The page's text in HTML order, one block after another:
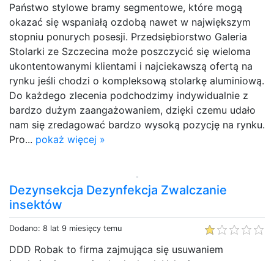
Państwo stylowe bramy segmentowe, które mogą
okazać się wspaniałą ozdobą nawet w największym
stopniu ponurych posesji. Przedsiębiorstwo Galeria
Stolarki ze Szczecina może poszczycić się wieloma
ukontentowanymi klientami i najciekawszą ofertą na
rynku jeśli chodzi o kompleksową stolarkę aluminiową.
Do każdego zlecenia podchodzimy indywidualnie z
bardzo dużym zaangażowaniem, dzięki czemu udało
nam się zredagować bardzo wysoką pozycję na rynku.
Pro... pokaż więcej »
Dezynsekcja Dezynfekcja Zwalczanie
insektów
Dodano: 8 lat 9 miesięcy temu
DDD Robak to firma zajmująca się usuwaniem